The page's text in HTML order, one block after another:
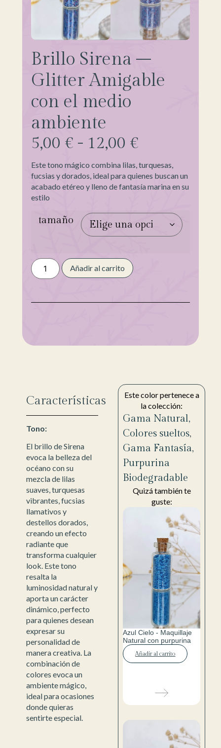
Brillo Sirena –
Glitter Amigable
con el medio
ambiente
5,00 € - 12,00 €
Este tono mágico combina lilas, turquesas,
fucsias y dorados, ideal para quienes buscan un
acabado etéreo y lleno de fantasía marina en su
estilo
tamaño
Añadir al carrito
Características
Tono:
El brillo de Sirena
evoca la belleza del
océano con su
mezcla de lilas
suaves, turquesas
vibrantes, fucsias
llamativos y
destellos dorados,
creando un efecto
radiante que
transforma cualquier
look. Este tono
resalta la
luminosidad natural y
aporta un carácter
dinámico, perfecto
para quienes desean
expresar su
personalidad de
manera creativa. La
combinación de
colores evoca un
ambiente mágico,
ideal para ocasiones
donde quieras
sentirte especial.
Este color pertenece a
la colección:
Gama Natural,
Colores sueltos,
Gama Fantasía,
Purpurina
Biodegradable
Quizá también te
guste:
Azul Cielo - Maquillaje
Natural con purpurina
Añadir al carrito